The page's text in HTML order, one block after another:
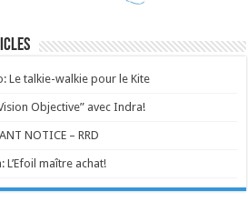
Le talkie-walkie pour le Kite
Objective” avec Indra!
NOTICE – RRD
L’Efoil maître achat!